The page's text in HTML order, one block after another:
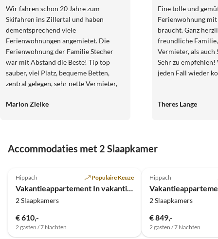
Wir fahren schon 20 Jahre zum
Skifahren ins Zillertal und haben
dementsprechend viele
Ferienwohnungen angemietet. Die
Ferienwohnung der Familie Stecher
war mit Abstand die Beste! Tip top
sauber, viel Platz, bequeme Betten,
zentral gelegen, sehr nette Vermieter,
gerne wieder.
Marion Zielke
Eine tolle und
Ferienwohnung
braucht. Ganz
freundliche
Vermieter, als
Sehr zu
jeden Fall wieder
Theres Lange
Accommodaties met 2 Slaapkamer
Hippach Populaire Keuze
2 Slaapkamers
€ 610,-
2 gasten / 7 Nachten
Hippach
2 Slaapkamers
€ 849,-
2 gasten / 7 Nachten